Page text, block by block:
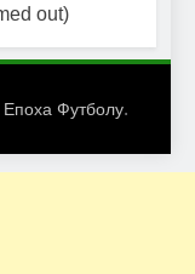
out)
Епоха Футболу.